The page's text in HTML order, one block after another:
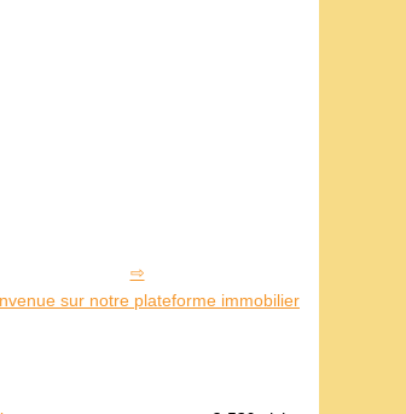
sur notre plateforme immobilier